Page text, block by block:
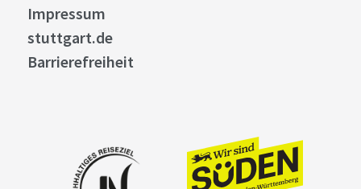
Impressum
stuttgart.de
Barrierefreiheit